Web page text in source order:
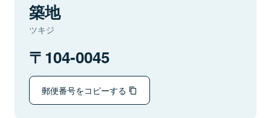
築地
ツキジ
104-0045
郵便番号をコピーする